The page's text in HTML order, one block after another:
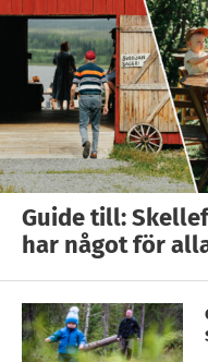
Guide till:
har något för